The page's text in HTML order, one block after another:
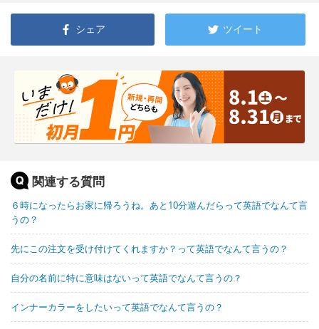
シェア ツイート
関連する質問
６時になったらお家に帰ろうね。あと10分遊んだらって英語でなんて言
うの？
先にこの注文を受け付けてくれますか？って英語でなんて言うの？
自分の名前に特に意味はないって英語でなんて言うの？
インナーカラーをしたいって英語でなんて言うの？